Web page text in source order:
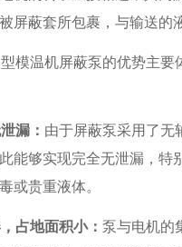
屏蔽套所包裹，与输送的
模温机屏蔽泵的优势主要
漏： 由于屏蔽泵采用了无
能够实现完全无泄漏，特
或贵重液体。
占地面积小： 泵与电机的